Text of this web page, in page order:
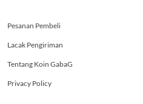
Pesanan Pembeli
Lacak Pengiriman
Tentang Koin GabaG
Privacy Policy